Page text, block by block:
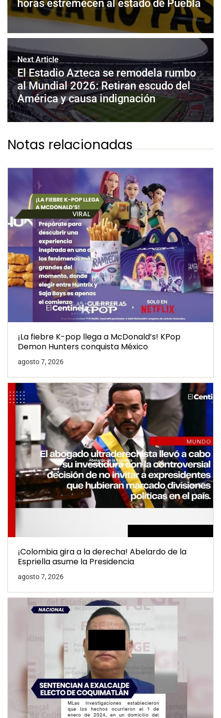
horas estremecen al estado de Puebla
Next Article
El Estadio Azteca se remodela rumbo
al Mundial 2026: Retiran escudo del
América y causa indignación
Notas relacionadas
¡La fiebre K-pop llega a McDonald’s! KPop
Demon Hunters conquista México
agosto 7, 2026
¡Colombia gira a la derecha! Abelardo de la
Espriella asume la Presidencia
agosto 7, 2026